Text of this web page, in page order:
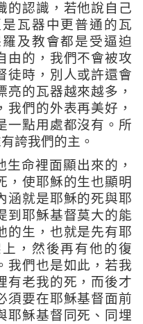
的認識，若他說自己
瓦器中更普通的瓦
及教會都是受逼迫
由的，我們不會被攻
徒時，別人或許還會
亮的瓦器越來越多，
們的外表再美好，
一點用處都沒有 。所
誇我們的主。
命裡面顯出來的，
，使耶穌的生也顯明
涵就是耶穌的死與耶
到耶穌基督莫大的能
的生，也就是先有耶
，然後再有他的復
我們也是如此，若我
有老我的死，而後才
須要在耶穌基督面前
耶穌基督同死、同埋